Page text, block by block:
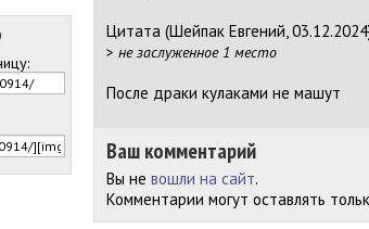
Цитата (Шейпак Евгений,
> не заслуженное 1 место
После драки кулаками не машут
Ваш комментарий
Вы не вошли на сайт.
Комментарии могут оставлять